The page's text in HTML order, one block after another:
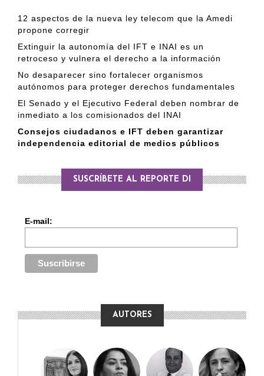
12 aspectos de la nueva ley telecom que la Amedi
propone corregir
Extinguir la autonomía del IFT e INAI es un
retroceso y vulnera el derecho a la información
No desaparecer sino fortalecer organismos
autónomos para proteger derechos fundamentales
El Senado y el Ejecutivo Federal deben nombrar de
inmediato a los comisionados del INAI
Consejos ciudadanos e IFT deben garantizar
independencia editorial de medios públicos
SUSCRÍBETE AL REPORTE DI
E-mail:
AUTORES